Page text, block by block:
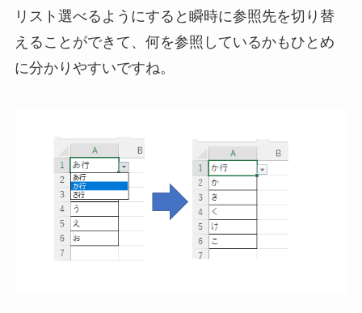
リスト選べるようにすると瞬時に参照先を切り替
えることができて、何を参照しているかもひとめ
に分かりやすいですね。